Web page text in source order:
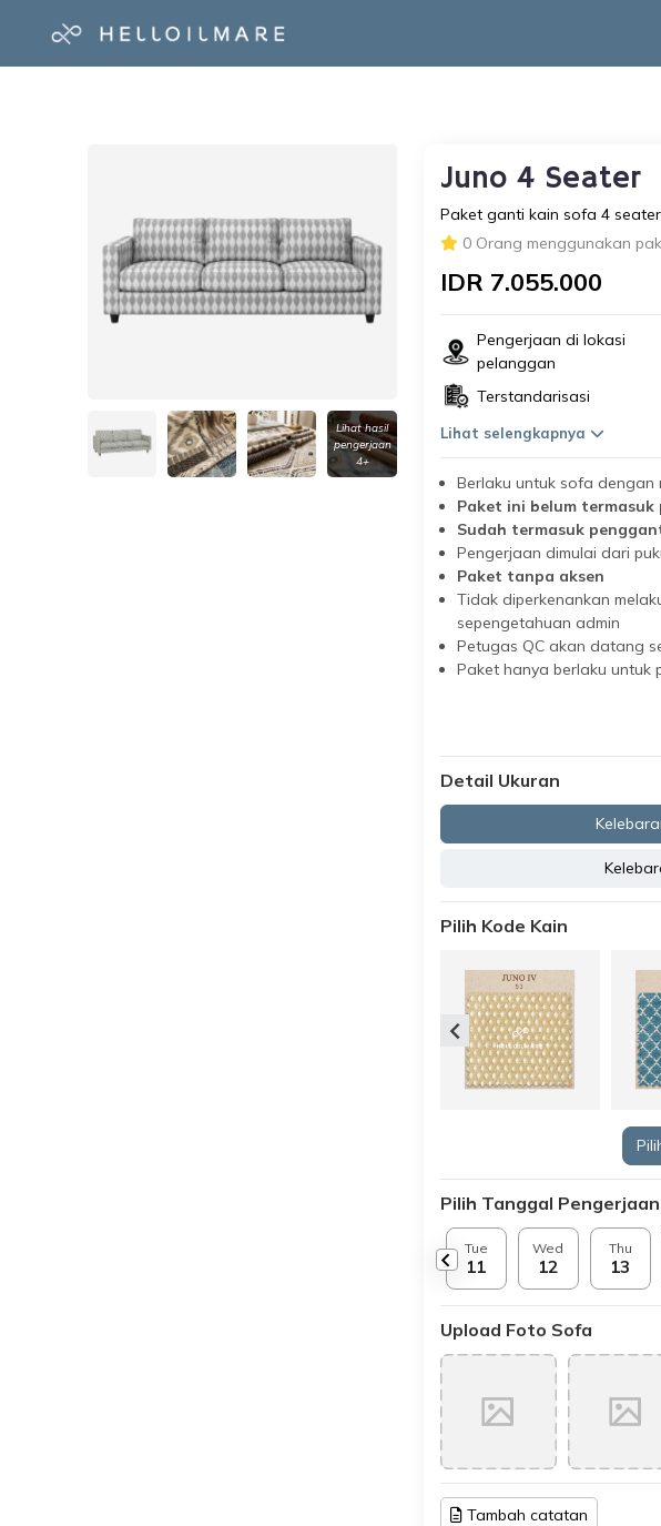
Lihat hasil
pengerjaan
4+
Juno 4 Seater
Paket ganti kain sofa 4
0 Orang menggunakan
IDR 7.055.000
Pengerjaan di lokasi
pelanggan
Terstandarisasi
Lihat selengkapnya
Berlaku untuk sofa dengan
Paket ini belum termasuk
Sudah termasuk
Pengerjaan dimulai dari
Paket tanpa aksen
Tidak diperkenankan
sepengetahuan admin
Petugas QC akan datang
Paket hanya berlaku untuk
Detail Ukuran
Pilih Kode Kain
Pilih Tanggal Pengerjaan
Tue
11
Wed
12
Thu
13
Upload Foto Sofa
Tambah catatan